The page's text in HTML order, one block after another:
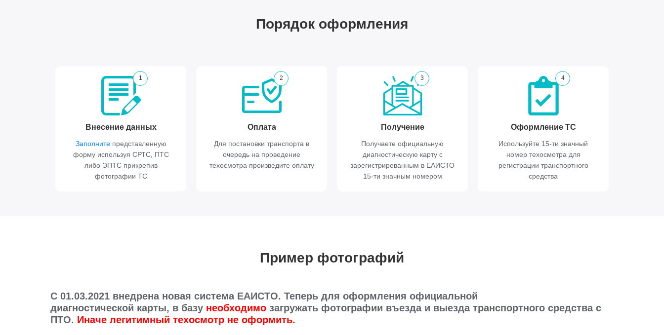
Порядок оформления
1
Внесение данных
Заполнитепредставленную
форму используя СРТС, ПТС
либо ЭПТС прикрепив
фотографии ТС
2
Оплата
Для постановки транспорта в
очередь на проведение
техосмотра произведите оплату
3
Получение
Получаете официальную
диагностическую карту с
зарегистрированным в ЕАИСТО
15-ти значным номером
4
Оформление ТС
Используйте 15-ти значный
номер техосмотра для
регистрации транспортного
средства
Пример фотографий
C 01.03.2021 внедрена новая система ЕАИСТО. Теперь для оформления официальной
диагностической карты, в базу необходимо загружать фотографии въезда и выезда транспортного средства с
ПТО. Иначе легитимный техосмотр не оформить.